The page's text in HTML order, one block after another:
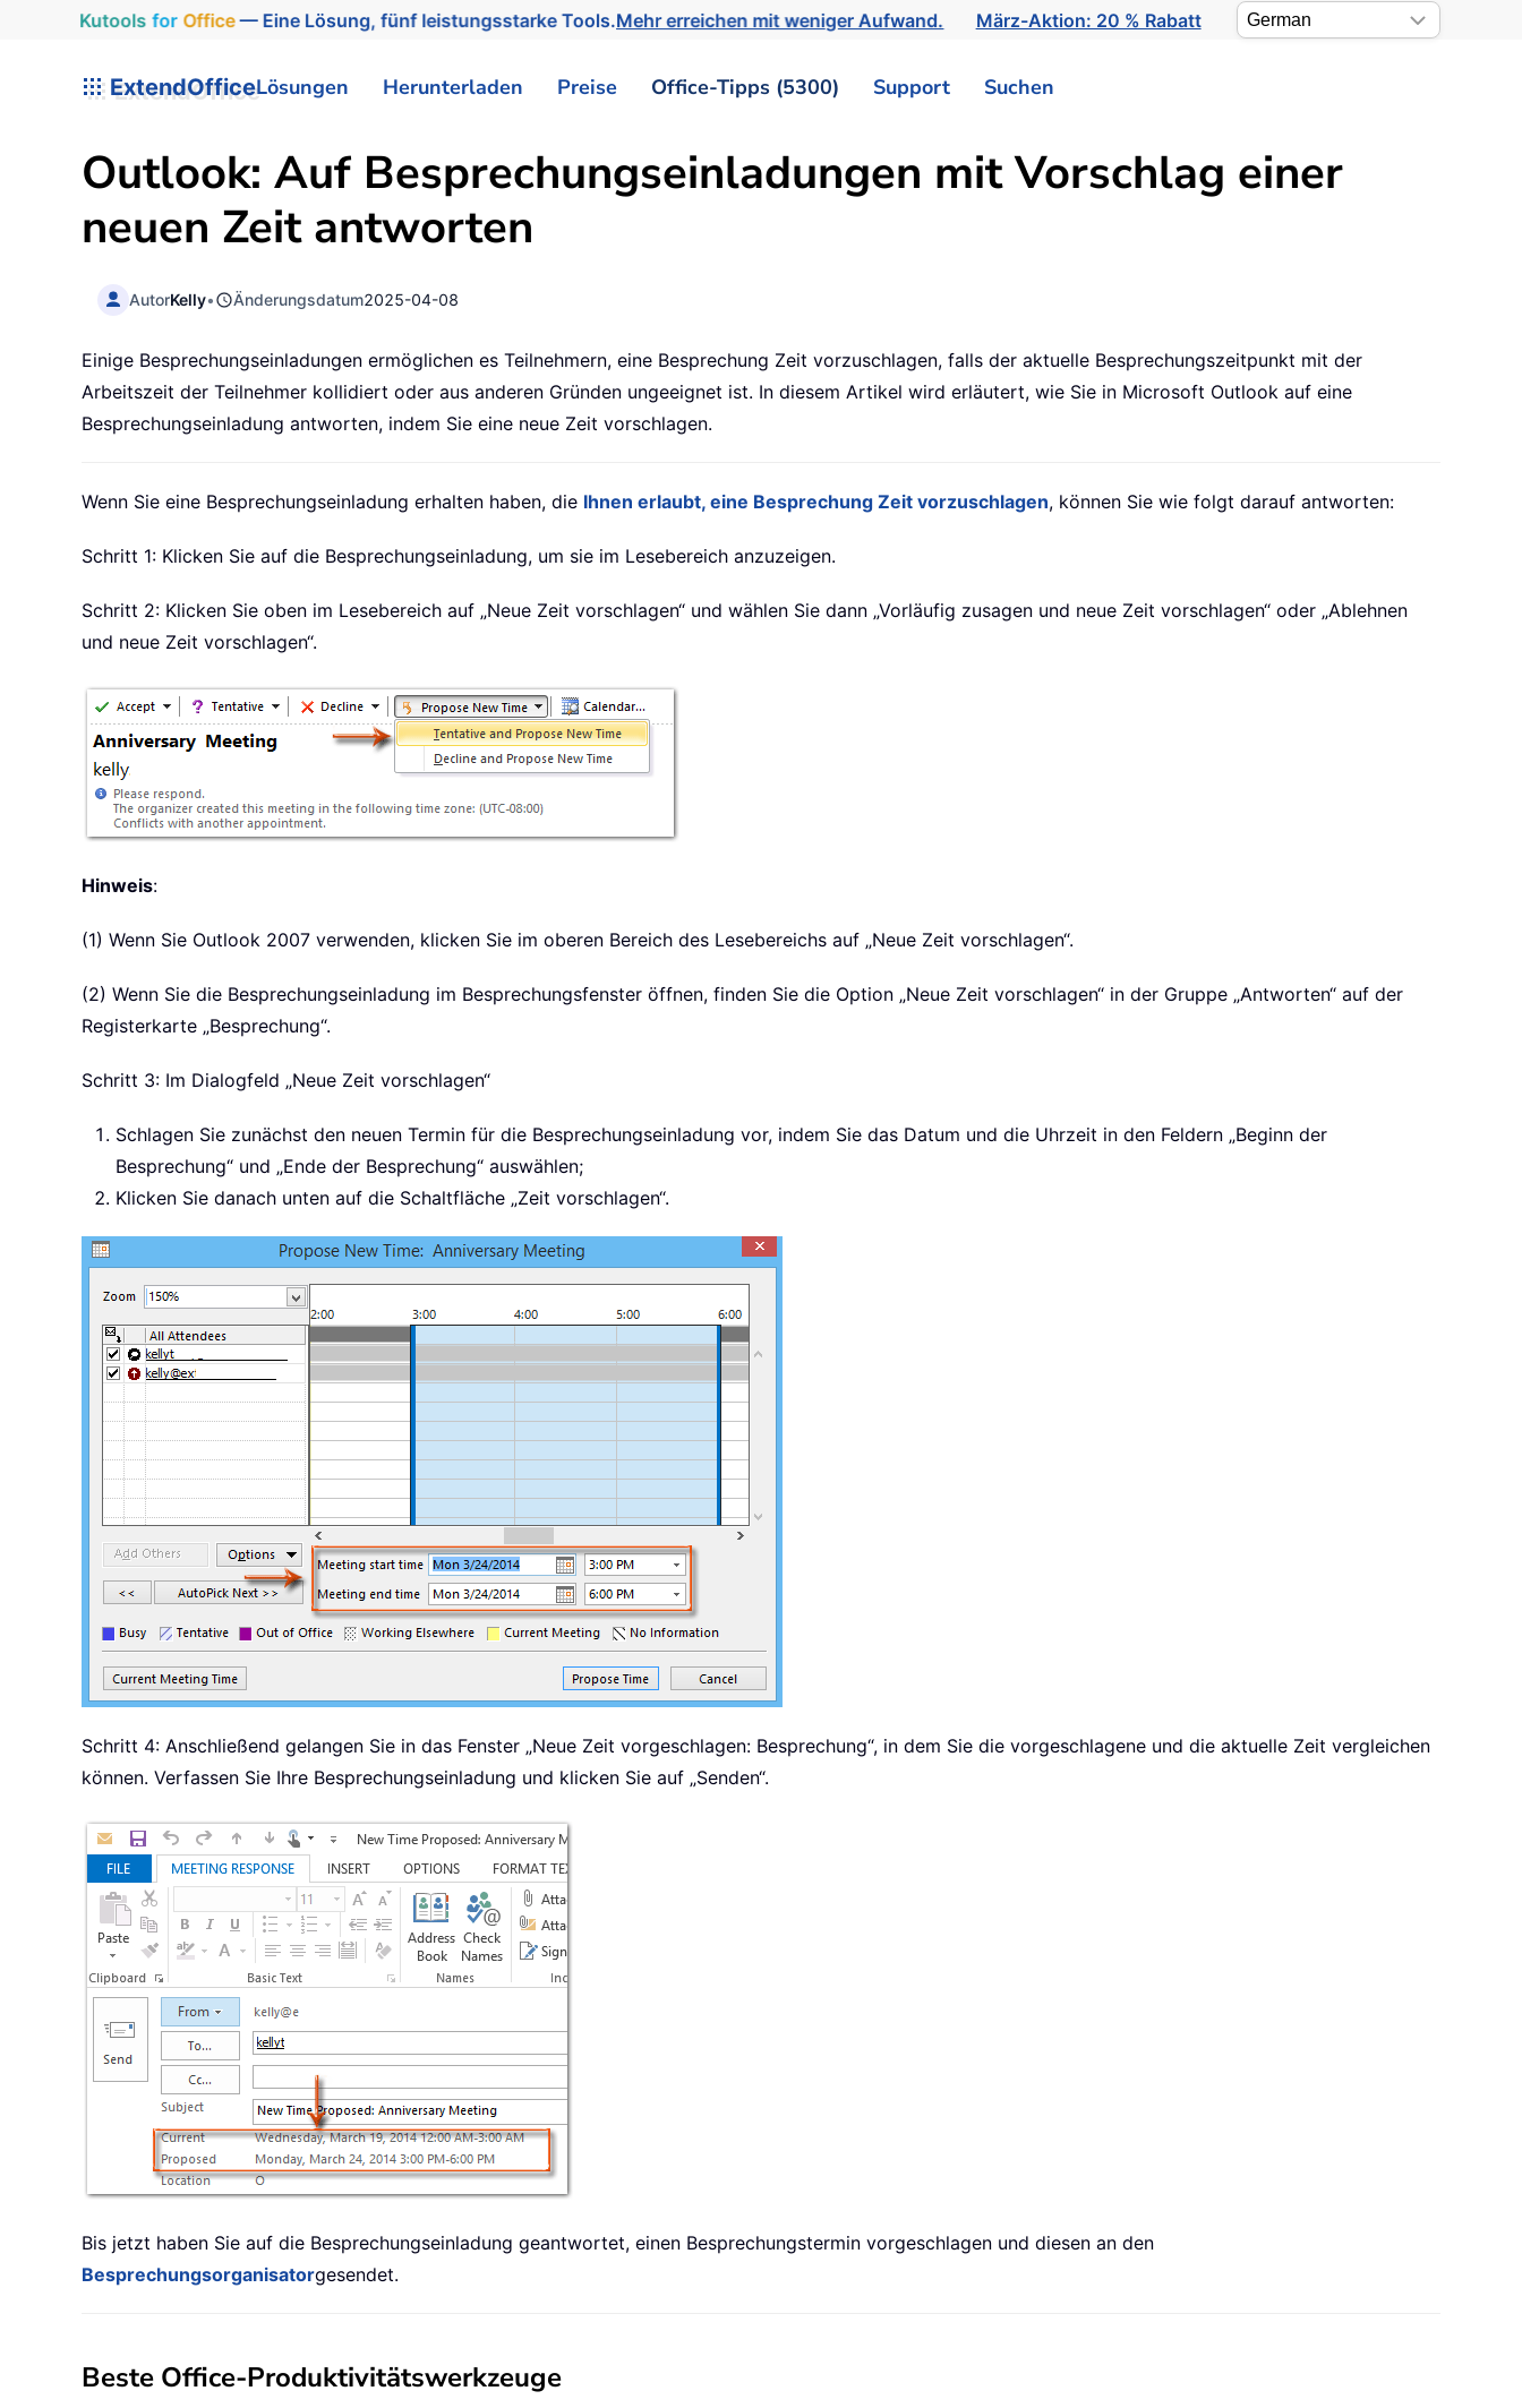
Kutools for Office— Eine Lösung, fünf leistungsstarke Tools.Mehr erreichen mit weniger Aufwand. März-Aktion: 20 % Rabatt
ExtendOfficeLösungen Herunterladen Preise Office-Tipps (5300) Support Suchen
Outlook: Auf Besprechungseinladungen mit Vorschlag einer
neuen Zeit antworten
AutorKelly• Änderungsdatum2025-04-08
Einige Besprechungseinladungen ermöglichen es Teilnehmern, eine Besprechung Zeit vorzuschlagen, falls der aktuelle Besprechungszeitpunkt mit der
Arbeitszeit der Teilnehmer kollidiert oder aus anderen Gründen ungeeignet ist. In diesem Artikel wird erläutert, wie Sie in Microsoft Outlook auf eine
Besprechungseinladung antworten, indem Sie eine neue Zeit vorschlagen.
Wenn Sie eine Besprechungseinladung erhalten haben, die Ihnen erlaubt, eine Besprechung Zeit vorzuschlagen, können Sie wie folgt darauf antworten:
Schritt 1: Klicken Sie auf die Besprechungseinladung, um sie im Lesebereich anzuzeigen.
Schritt 2: Klicken Sie oben im Lesebereich auf „Neue Zeit vorschlagen“ und wählen Sie dann „Vorläufig zusagen und neue Zeit vorschlagen“ oder „Ablehnen
und neue Zeit vorschlagen“.
Hinweis:
(1) Wenn Sie Outlook 2007 verwenden, klicken Sie im oberen Bereich des Lesebereichs auf „Neue Zeit vorschlagen“.
(2) Wenn Sie die Besprechungseinladung im Besprechungsfenster öffnen, finden Sie die Option „Neue Zeit vorschlagen“ in der Gruppe „Antworten“ auf der
Registerkarte „Besprechung“.
Schritt 3: Im Dialogfeld „Neue Zeit vorschlagen“
Schlagen Sie zunächst den neuen Termin für die Besprechungseinladung vor, indem Sie das Datum und die Uhrzeit in den Feldern „Beginn der
Besprechung“ und „Ende der Besprechung“ auswählen;
Klicken Sie danach unten auf die Schaltfläche „Zeit vorschlagen“.
Schritt 4: Anschließend gelangen Sie in das Fenster „Neue Zeit vorgeschlagen: Besprechung“, in dem Sie die vorgeschlagene und die aktuelle Zeit vergleichen
können. Verfassen Sie Ihre Besprechungseinladung und klicken Sie auf „Senden“.
Bis jetzt haben Sie auf die Besprechungseinladung geantwortet, einen Besprechungstermin vorgeschlagen und diesen an den
Besprechungsorganisatorgesendet.
Beste Office-Produktivitätswerkzeuge